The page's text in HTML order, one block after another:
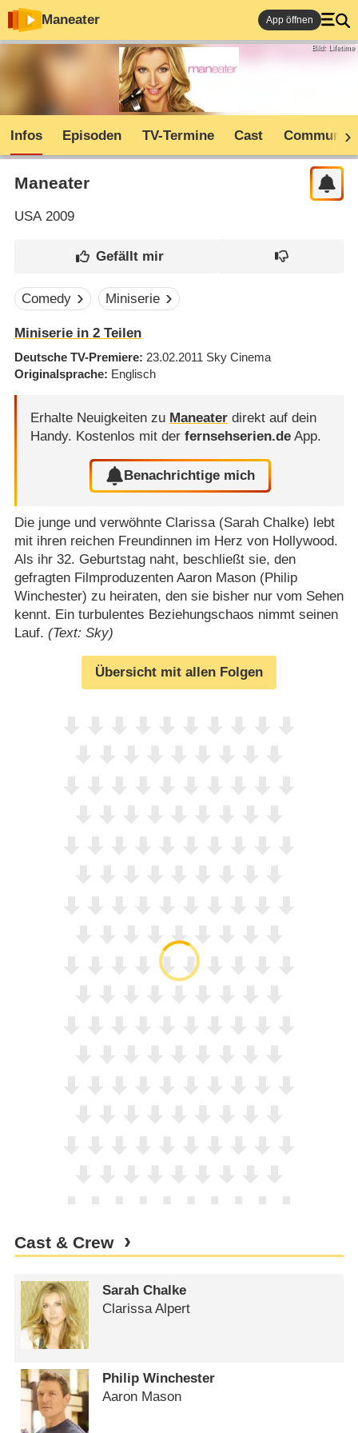
Maneater App öffnen
Bild: Lifetime
Infos Episoden TV-Termine Cast Community
Maneater
USA2009
Comedy Miniserie
Miniserie in 2 Teilen
Deutsche TV-Premiere 23.02.2011 Sky Cinema
Originalsprache Englisch
Erhalte Neuigkeiten zu Maneaterdirekt auf dein
Handy. Kostenlos mit der fernsehserien.deApp.
Benachrichtige mich
Die junge und verwöhnte Clarissa (Sarah Chalke) lebt
mit ihren reichen Freundinnen im Herz von Hollywood.
Als ihr 32. Geburtstag naht, beschließt sie, den
gefragten Filmproduzenten Aaron Mason (Philip
Winchester) zu heiraten, den sie bisher nur vom Sehen
kennt. Ein turbulentes Beziehungschaos nimmt seinen
Lauf. (Text: Sky)
Übersicht mit allen Folgen
Cast & Crew
Sarah Chalke
Clarissa Alpert
Philip Winchester
Aaron Mason